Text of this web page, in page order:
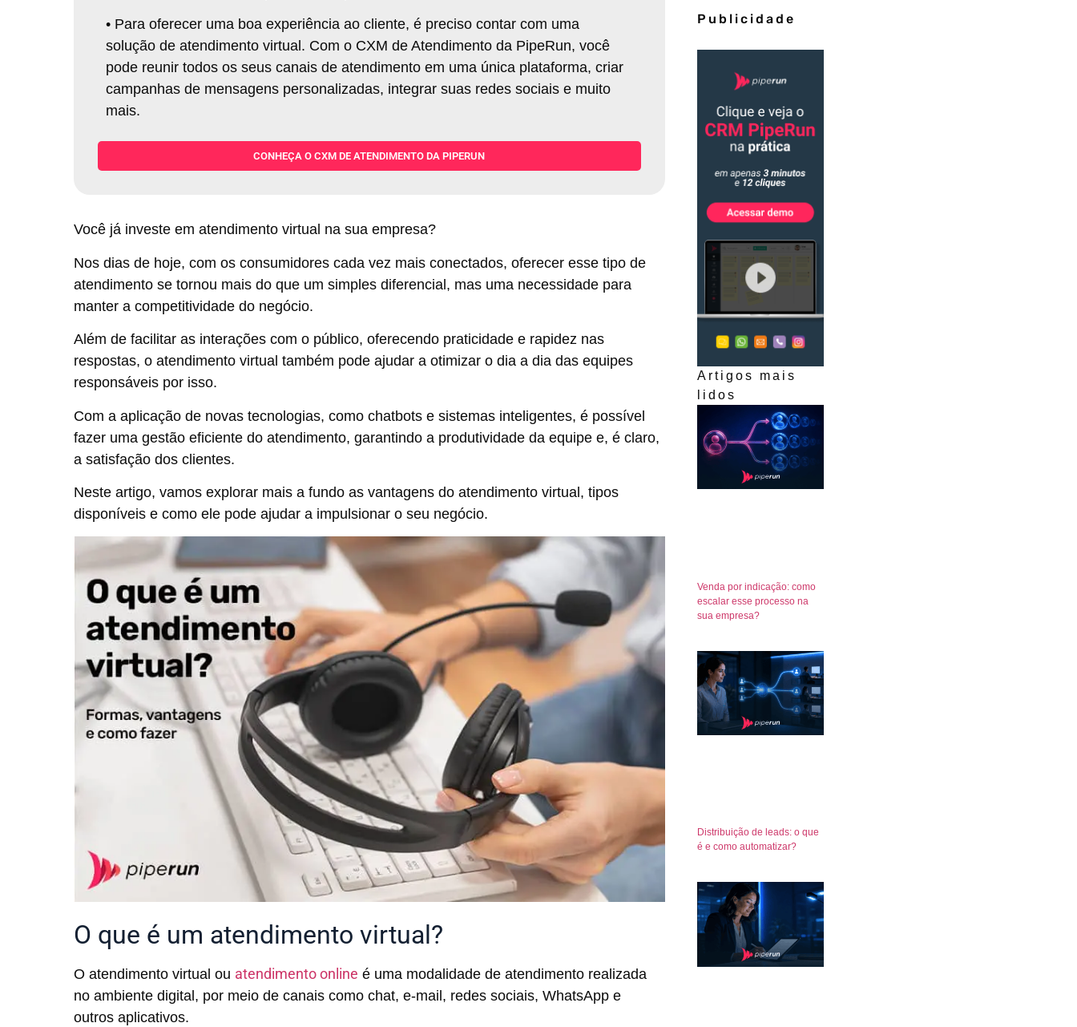
• Para oferecer uma boa experiência ao cliente, é preciso contar com uma
solução de atendimento virtual. Com o CXM de Atendimento da PipeRun, você
pode reunir todos os seus canais de atendimento em uma única plataforma, criar
campanhas de mensagens personalizadas, integrar suas redes sociais e muito
mais.
CONHEÇA O CXM DE ATENDIMENTO DA PIPERUN
Você já investe em atendimento virtual na sua empresa?
Nos dias de hoje, com os consumidores cada vez mais conectados, oferecer esse tipo de
atendimento se tornou mais do que um simples diferencial, mas uma necessidade para
manter a competitividade do negócio.
Além de facilitar as interações com o público, oferecendo praticidade e rapidez nas
respostas, o atendimento virtual também pode ajudar a otimizar o dia a dia das equipes
responsáveis por isso.
Com a aplicação de novas tecnologias, como chatbots e sistemas inteligentes, é possível
fazer uma gestão eficiente do atendimento, garantindo a produtividade da equipe e, é claro,
a satisfação dos clientes.
Neste artigo, vamos explorar mais a fundo as vantagens do atendimento virtual, tipos
disponíveis e como ele pode ajudar a impulsionar o seu negócio.
O que é um atendimento virtual?
O atendimento virtual ou atendimento online é uma modalidade de atendimento realizada
no ambiente digital, por meio de canais como chat, e-mail, redes sociais, WhatsApp e
outros aplicativos.
Publicidade
Artigos mais
lidos
Venda por indicação: como
escalar esse processo na
sua empresa?
Distribuição de leads: o que
é e como automatizar?